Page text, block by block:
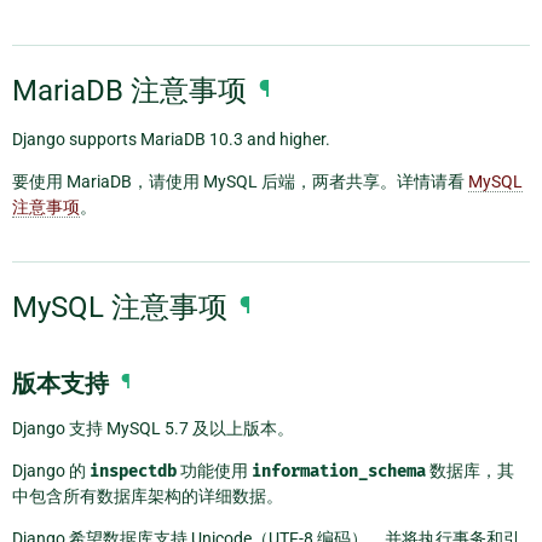
MariaDB 注意事项 ¶
Django supports MariaDB 10.3 and higher.
要使用 MariaDB，请使用 MySQL 后端，两者共享。详情请看 MySQL
注意事项。
MySQL 注意事项 ¶
版本支持 ¶
Django 支持 MySQL 5.7 及以上版本。
Django 的 inspectdb功能使用 information_schema数据库，其
中包含所有数据库架构的详细数据。
Django 希望数据库支持 Unicode（UTF-8 编码），并将执行事务和引